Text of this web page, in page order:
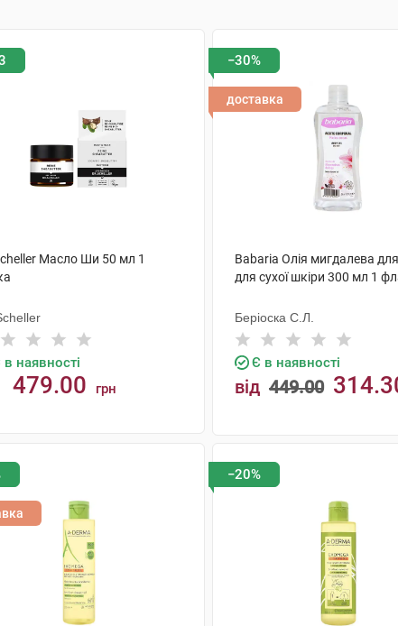
Масло Ши 50 мл 1
в наявності
479.00 грн
−30%
доставка
Babaria Олія мигдалева для
для сухої шкіри 300 мл 1
Беріоска С.Л.
Є в наявності
від 449.00
−20%